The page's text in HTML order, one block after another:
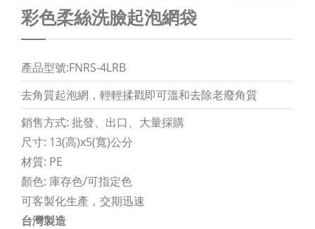
彩色柔絲洗臉起泡網袋
產品型號:FNRS-4LRB
去角質起泡網，輕輕揉戳即可溫和去除老廢角質
銷售方式: 批發、出口、大量採購
尺寸: 13(高)x5(寬)公分
材質: PE
顏色: 庫存色/可指定色
可客製化生產，交期迅速
台灣製造